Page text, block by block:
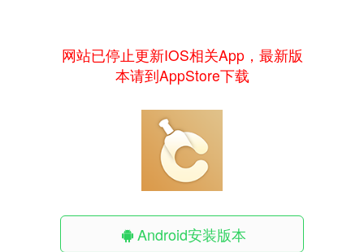
网站已停止更新IOS相关App，最新版
本请到AppStore下载
Android安装版本